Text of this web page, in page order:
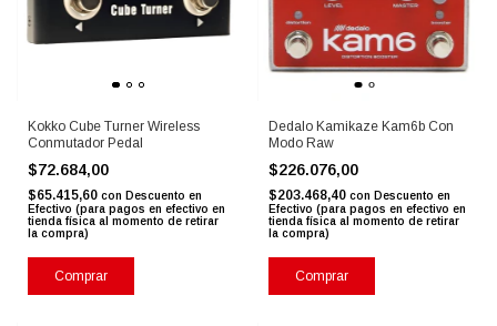
Kokko Cube Turner Wireless
Conmutador Pedal
$72.684,00
$65.415,60 con Descuento en
Efectivo (para pagos en efectivo en
tienda física al momento de retirar
la compra)
Comprar
Dedalo Kamikaze Kam6b Con
Modo Raw
$226.076,00
$203.468,40 con Descuento en
Efectivo (para pagos en efectivo en
tienda física al momento de retirar
la compra)
Comprar